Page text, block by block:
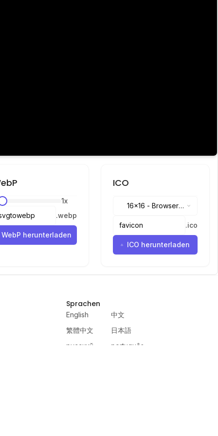
1x
.webp
WebP herunterladen
ICO
16x16 -Browser
.ico
ICO herunterladen
Sprachen
English
中文
繁體中文
日本語
русский
português